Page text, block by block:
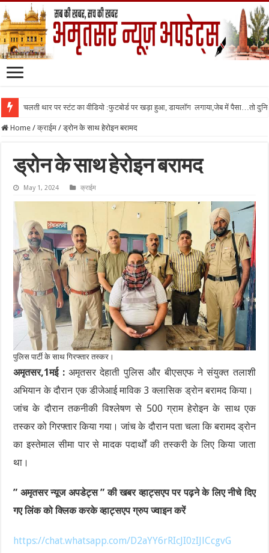
चलती थार पर स्टंट का वीडियो :फुटबोर्ड पर खड़ा हुआ, डायलॉग लगाया,जेब में पैसा…तो
Home / क्राईम / ड्रोन के साथ हेरोइन बरामद
ड्रोन के साथ हेरोइन बरामद
May 1, 2024 क्राईम
पुलिस पार्टी के साथ गिरफ्तार तस्कर।
अमृतसर,1मई :अमृतसर देहाती पुलिस और बीएसएफ ने संयुक्त तलाशी
अभियान के दौरान एक डीजेआई माविक 3 क्लासिक ड्रोन बरामद किया।
जांच के दौरान तकनीकी विश्लेषण से 500 ग्राम हेरोइन के साथ एक
तस्कर को गिरफ्तार किया गया। जांच के दौरान पता चला कि बरामद ड्रोन
का इस्तेमाल सीमा पार से मादक पदार्थों की तस्करी के लिए किया जाता
था।
” अमृतसर न्यूज अपडेट्स ” की खबर व्हाट्सएप पर पढ़ने के लिए नीचे दिए
गए लिंक को क्लिक करके व्हाट्सएप ग्रुप ज्वाइन करें
https://chat.whatsapp.com/D2aYY6rRIcJI0zIJlCcgvG